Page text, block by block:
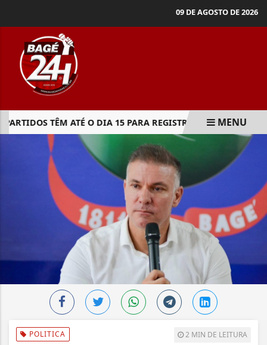
09 DE AGOSTO DE 2026
TÊM ATÉ O DIA 15 PARA REGISTRAREM
EM ALTA
MENU
POLITICA 2 MIN DE LEITURA